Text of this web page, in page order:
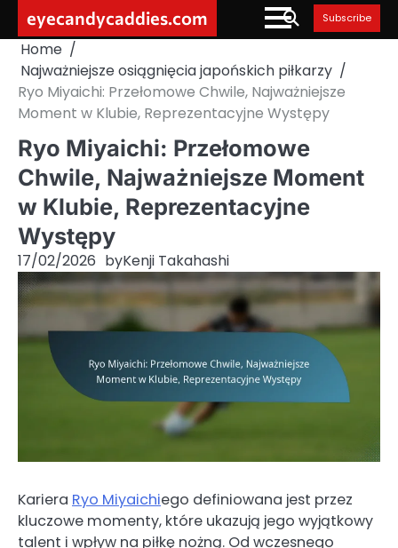
content
eyecandycaddies.com Subscribe
Home
Najważniejsze osiągnięcia japońskich piłkarzy
Ryo Miyaichi: Przełomowe Chwile, Najważniejsze
Moment w Klubie, Reprezentacyjne Występy
Ryo Miyaichi: Przełomowe
Chwile, Najważniejsze Moment
w Klubie, Reprezentacyjne
Występy
17/02/2026 byKenji Takahashi
Kariera Ryo Miyaichiego definiowana jest przez
kluczowe momenty, które ukazują jego wyjątkowy
talent i wpływ na piłkę nożną. Od wczesnego